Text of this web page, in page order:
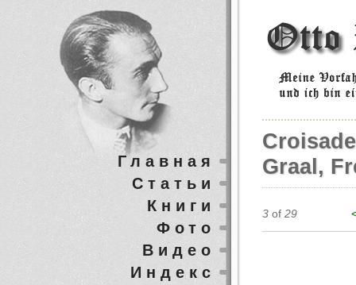
Graal,
3 of 29
Главная
Статьи
Книги
Фото
Видео
Индекс